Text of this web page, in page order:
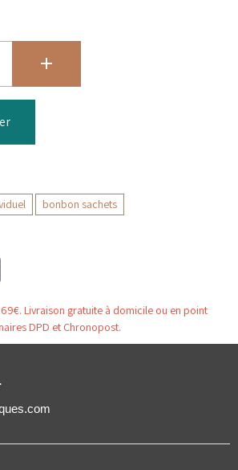
bonbon sachets
Livraison gratuite à domicile ou en point
DPD et Chronopost.